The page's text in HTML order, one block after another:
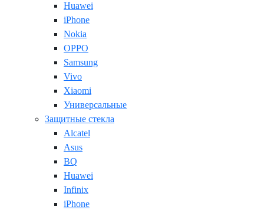
Huawei
iPhone
Nokia
OPPO
Samsung
Vivo
Xiaomi
Универсальные
Защитные стекла
Alcatel
Asus
BQ
Huawei
Infinix
iPhone